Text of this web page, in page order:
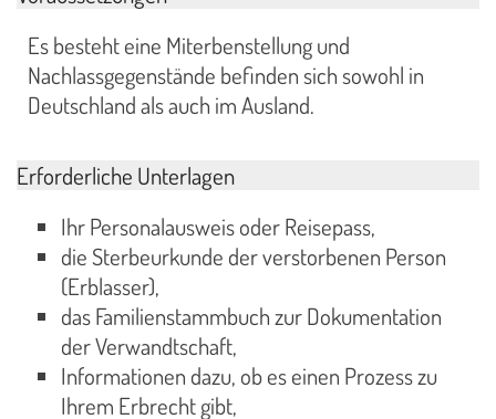
Es besteht eine Miterbenstellung und
Nachlassgegenstände befinden sich sowohl in
Deutschland als auch im Ausland.
Erforderliche Unterlagen
Ihr Personalausweis oder Reisepass,
die Sterbeurkunde der verstorbenen Person
(Erblasser),
das Familienstammbuch zur Dokumentation
der Verwandtschaft,
Informationen dazu, ob es einen Prozess zu
Ihrem Erbrecht gibt,